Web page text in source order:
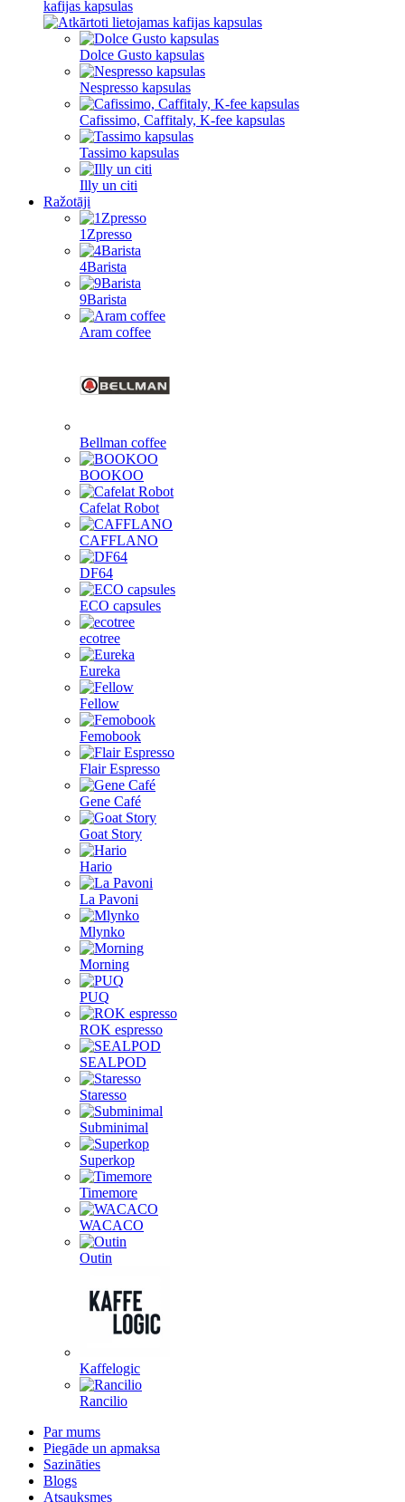
kafijas kapsulas
Dolce Gusto kapsulas
Nespresso kapsulas
Cafissimo, Caffitaly, K-fee kapsulas
Tassimo kapsulas
Illy un citi
Ražotāji
1Zpresso
4Barista
9Barista
Aram coffee
Bellman coffee
BOOKOO
Cafelat Robot
CAFFLANO
DF64
ECO capsules
ecotree
Eureka
Fellow
Femobook
Flair Espresso
Gene Café
Goat Story
Hario
La Pavoni
Mlynko
Morning
PUQ
ROK espresso
SEALPOD
Staresso
Subminimal
Superkop
Timemore
WACACO
Outin
Kaffelogic
Rancilio
Par mums
Piegāde un apmaksa
Sazināties
Blogs
Atsauksmes